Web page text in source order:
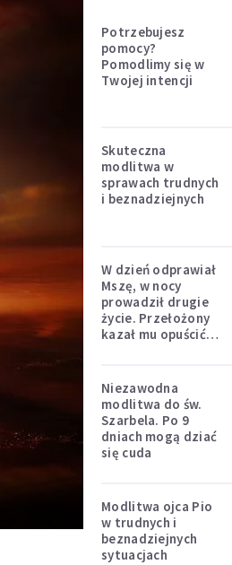
Potrzebujesz
pomocy?
Pomodlimy się w
Twojej intencji
Skuteczna
modlitwa w
sprawach trudnych
i beznadziejnych
W dzień odprawiał
Mszę, w nocy
prowadził drugie
życie. Przełożony
kazał mu opuścić
Niezawodna
modlitwa do św.
Szarbela. Po 9
dniach mogą dziać
się cuda
Modlitwa ojca Pio
w trudnych i
beznadziejnych
sytuacjach